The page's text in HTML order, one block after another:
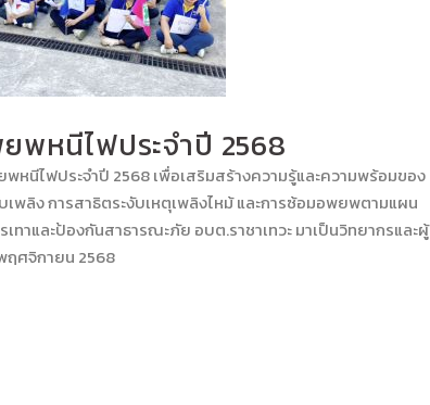
พหนีไฟประจำปี 2568
นีไฟประจำปี 2568 เพื่อเสริมสร้างความรู้และความพร้อมของ
พลิง การสาธิตระงับเหตุเพลิงไหม้ และการซ้อมอพยพตามแผน
าและป้องกันสาธารณะภัย อบต.ราชาเทวะ มาเป็นวิทยากรและผู้
ฤศจิกายน 2568